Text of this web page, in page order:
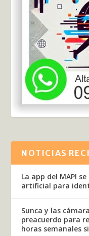
NOTICIAS
La app del MAPI
artificial para
Sunca y las
preacuerdo para
horas semanales